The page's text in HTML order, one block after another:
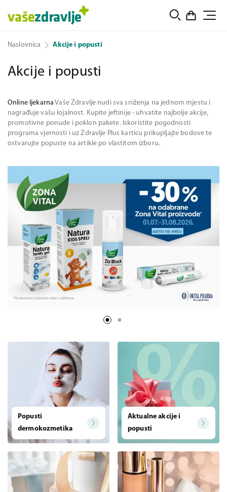
Naslovnica Akcije i popusti
Akcije i popusti
Online ljekarna Vaše Zdravlje nudi sva sniženja na jednom mjestu i
nagrađuje vašu lojalnost. Kupite jeftinije - uhvatite najbolje akcije,
promotivne ponude i poklon pakete. Iskoristite pogodnosti
programa vjernosti i uz Zdravlje Plus karticu prikupljajte bodove te
ostvarujte popuste na artikle po vlastitom izboru.
Popusti
dermokozmetika
Aktualne akcije i
popusti